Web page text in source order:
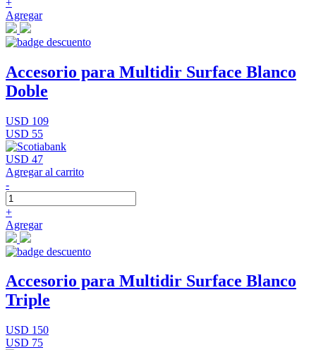
Agregar
Accesorio para Multidir Surface Blanco
Doble
USD 109
USD 55
USD 47
Agregar al carrito
-
+
Agregar
Accesorio para Multidir Surface Blanco
Triple
USD 150
USD 75